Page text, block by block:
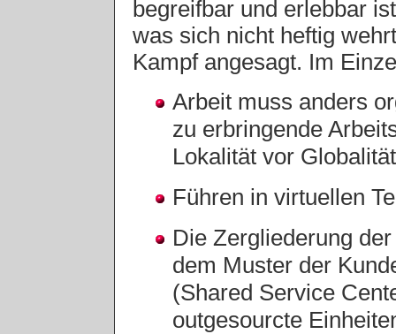
begreifbar und erlebbar
was sich nicht heftig
Kampf angesagt. Im
Arbeit muss anders
zu erbringende
Lokalität vor
Führen in virtuellen
Die Zergliederung
dem Muster der
(Shared Service
outgesourcte